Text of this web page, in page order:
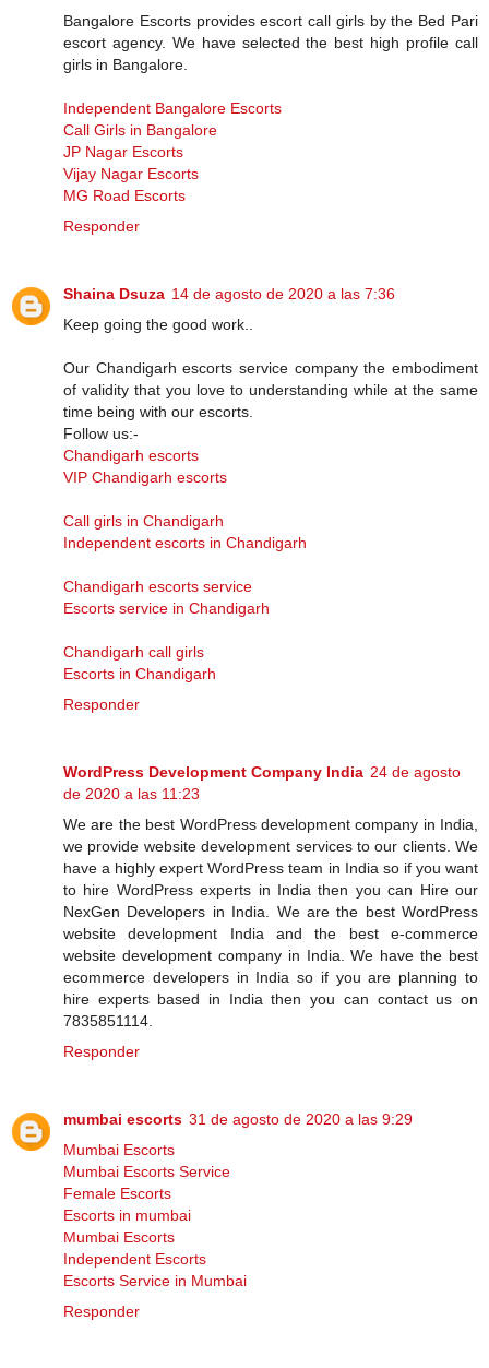
Bangalore Escorts provides escort call girls by the Bed Pari
escort agency. We have selected the best high profile call
girls in Bangalore.
Independent Bangalore Escorts
Call Girls in Bangalore
JP Nagar Escorts
Vijay Nagar Escorts
MG Road Escorts
Responder
Shaina Dsuza 14 de agosto de 2020 a las 7:36
Keep going the good work..
Our Chandigarh escorts service company the embodiment
of validity that you love to understanding while at the same
time being with our escorts.
Follow us:-
Chandigarh escorts
VIP Chandigarh escorts
Call girls in Chandigarh
Independent escorts in Chandigarh
Chandigarh escorts service
Escorts service in Chandigarh
Chandigarh call girls
Escorts in Chandigarh
Responder
WordPress Development Company India 24 de agosto
de 2020 a las 11:23
We are the best WordPress development company in India,
we provide website development services to our clients. We
have a highly expert WordPress team in India so if you want
to hire WordPress experts in India then you can Hire our
NexGen Developers in India. We are the best WordPress
website development India and the best e-commerce
website development company in India. We have the best
ecommerce developers in India so if you are planning to
hire experts based in India then you can contact us on
7835851114.
Responder
mumbai escorts 31 de agosto de 2020 a las 9:29
Mumbai Escorts
Mumbai Escorts Service
Female Escorts
Escorts in mumbai
Mumbai Escorts
Independent Escorts
Escorts Service in Mumbai
Responder